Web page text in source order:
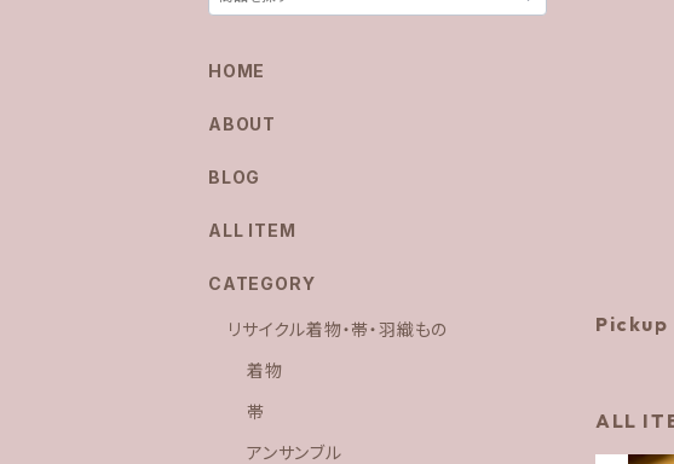
ALL
HOME
ABOUT
BLOG
ALL ITEM
CATEGORY
リサイクル着物・帯・羽織もの
着物
帯
アンサンブル